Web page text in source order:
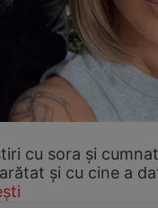
cu sora și
și cu cine a